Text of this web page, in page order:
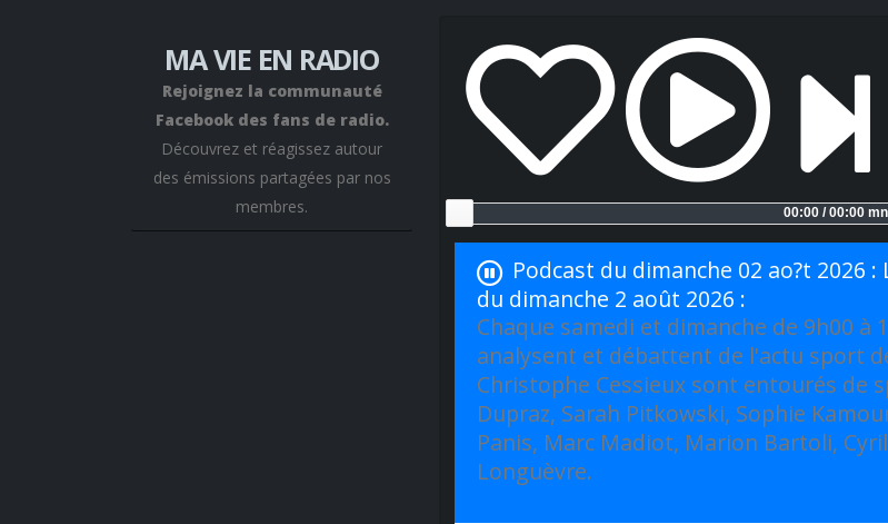
MA VIE EN RADIO
Rejoignez la communauté
Facebook des fans de radio.
Découvrez et réagissez autour
des émissions partagées par nos
membres.
00:00 / 00:00 mn
Podcast du dimanche 02 ao?t 2026
du dimanche 2 août 2026 :
Chaque samedi et dimanche de 9h00 à
analysent et débattent de l'actu sport
Christophe Cessieux sont entourés de
Dupraz, Sarah Pitkowski, Sophie
Panis, Marc Madiot, Marion Bartoli,
Longuèvre.